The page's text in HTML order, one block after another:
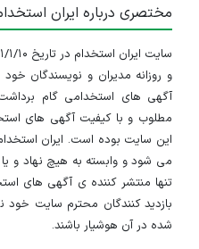
مختصری درباره ایران
و روزانه مدیران و نویسندگان
آگهی های استخدامی گام
مطلوب و با کیفیت آگهی های
این سایت بوده است. ایران
می شود و وابسته به هیچ نهاد و
تنها منتشر کننده ی آگهی های
بازدید کنندگان محترم سایت
شده در آن هوشیار باشند.